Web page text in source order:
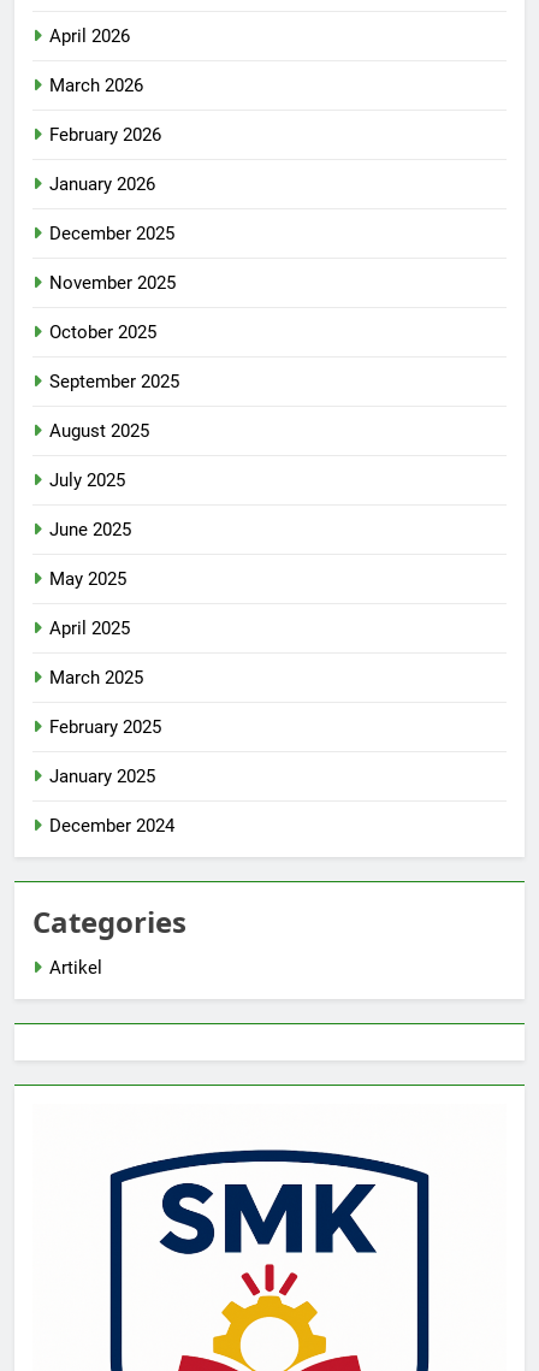
April 2026
March 2026
February 2026
January 2026
December 2025
November 2025
October 2025
September 2025
August 2025
July 2025
June 2025
May 2025
April 2025
March 2025
February 2025
January 2025
December 2024
Categories
Artikel